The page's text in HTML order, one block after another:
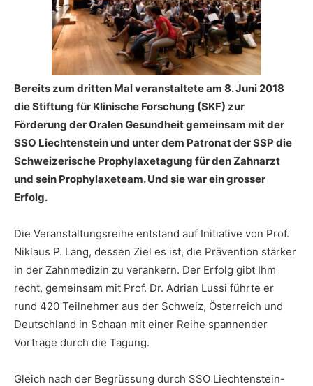
Bereits zum dritten Mal veranstaltete am 8. Juni 2018
die Stiftung für Klinische Forschung (SKF) zur
Förderung der Oralen Gesundheit gemeinsam mit der
SSO Liechtenstein und unter dem Patronat der SSP die
Schweizerische Prophylaxetagung für den Zahnarzt
und sein Prophylaxeteam. Und sie war ein grosser
Erfolg.
Die Veranstaltungsreihe entstand auf Initiative von Prof.
Niklaus P. Lang, dessen Ziel es ist, die Prävention stärker
in der Zahnmedizin zu verankern. Der Erfolg gibt Ihm
recht, gemeinsam mit Prof. Dr. Adrian Lussi führte er
rund 420 Teilnehmer aus der Schweiz, Österreich und
Deutschland in Schaan mit einer Reihe spannender
Vorträge durch die Tagung.
Gleich nach der Begrüssung durch SSO Liechtenstein-